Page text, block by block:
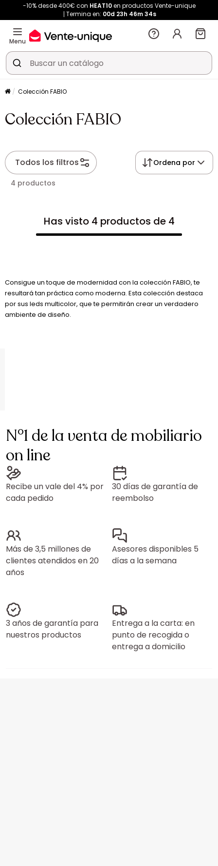
-10% desde 400€ con HEAT10en productos Vente-unique
Termina en: 00d 23h 46m 32s
Menu
Colección FABIO
Colección FABIO
Todos los filtros Ordena por
4 productos
Has visto 4 productos de 4
Consigue un toque de modernidad con la colección FABIO, te
resultará tan práctica como moderna. Esta colección destaca
por sus leds multicolor, que te permitirán crear un verdadero
ambiente de diseño.
N°1 de la venta de mobiliario
on line
Recibe un vale del 4% por
cada pedido
30 días de garantía de
reembolso
Más de 3,5 millones de
clientes atendidos en 20
años
Asesores disponibles 5
días a la semana
3 años de garantía para
nuestros productos
Entrega a la carta: en
punto de recogida o
entrega a domicilio